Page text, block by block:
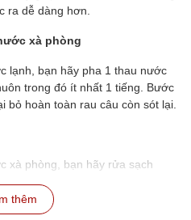
ra dễ dàng hơn.
xà phòng
lạnh, bạn hãy pha 1 thau nước
trong đó ít nhất 1 tiếng. Bước
bỏ hoàn toàn rau câu còn sót lại.
xà phòng, bạn hãy rửa sạch
thêm